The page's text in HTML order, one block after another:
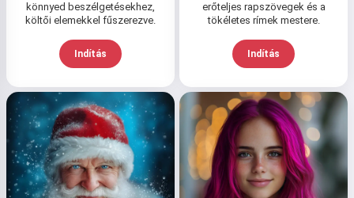
könnyed beszélgetésekhez,
költői elemekkel fűszerezve.
Indítás
erőteljes rapszövegek és a
tökéletes rímek mestere.
Indítás